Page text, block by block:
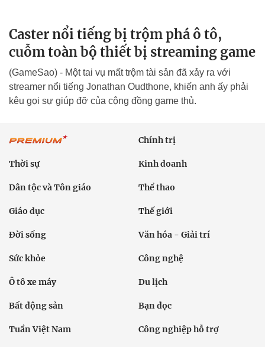
Caster nổi tiếng bị trộm phá ô tô,
cuỗm toàn bộ thiết bị streaming game
(GameSao) - Một tai vụ mất trộm tài sản đã xảy ra với
streamer nổi tiếng Jonathan Oudthone, khiến anh ấy phải
kêu gọi sự giúp đỡ của cộng đồng game thủ.
Chính trị
Thời sự Kinh doanh
Dân tộc và Tôn giáo Thể thao
Giáo dục Thế giới
Đời sống Văn hóa - Giải trí
Sức khỏe Công nghệ
Ô tô xe máy Du lịch
Bất động sản Bạn đọc
Tuần Việt Nam Công nghiệp hỗ trợ